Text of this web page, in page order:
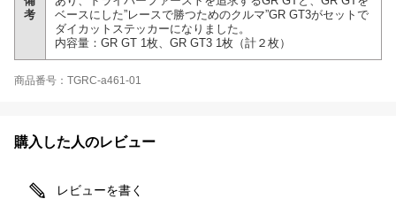
考
ベースにした”レースで勝つためのクルマ”GR GT3がセットで
ダイカットステッカーになりました。
内容量：GR GT 1枚、GR GT3 1枚（計２枚）
商品番号：TGRC-a461-01
購入した人のレビュー
レビューを書く